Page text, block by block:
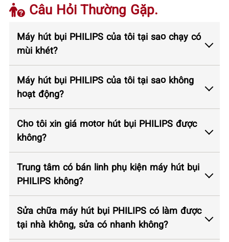
Câu Hỏi Thường Gặp.
Máy hút bụi PHILIPS của tôi tại sao chạy có
mùi khét?
Máy hút bụi PHILIPS của tôi tại sao không
hoạt động?
Cho tôi xin giá motor hút bụi PHILIPS được
không?
Trung tâm có bán linh phụ kiện máy hút bụi
PHILIPS không?
Sửa chữa máy hút bụi PHILIPS có làm được
tại nhà không, sửa có nhanh không?